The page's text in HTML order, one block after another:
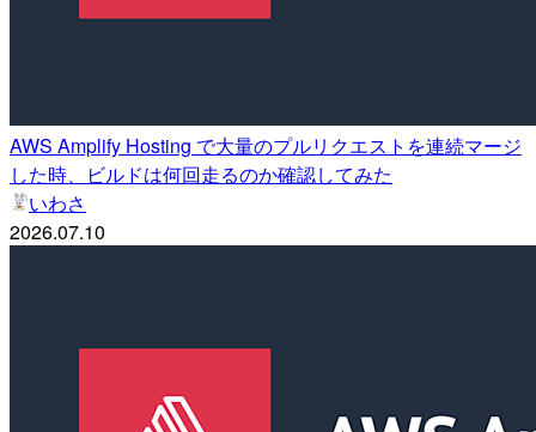
AWS Amplify Hosting で大量のプルリクエストを連続マージ
した時、ビルドは何回走るのか確認してみた
いわさ
2026.07.10